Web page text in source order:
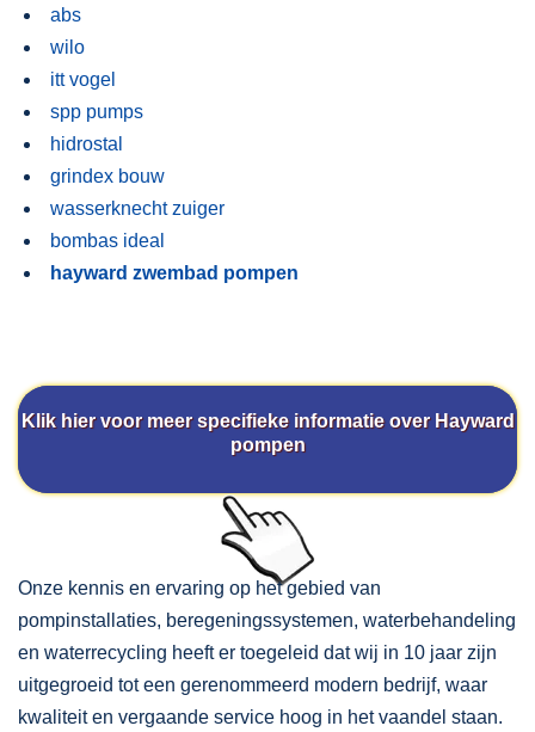
abs
wilo
itt vogel
spp pumps
hidrostal
grindex bouw
wasserknecht zuiger
bombas ideal
hayward zwembad pompen
Klik hier voor meer specifieke informatie over Hayward
pompen
Onze kennis en ervaring op het gebied van
pompinstallaties, beregeningssystemen, waterbehandeling
en waterrecycling heeft er toegeleid dat wij in 10 jaar zijn
uitgegroeid tot een gerenommeerd modern bedrijf, waar
kwaliteit en vergaande service hoog in het vaandel staan.